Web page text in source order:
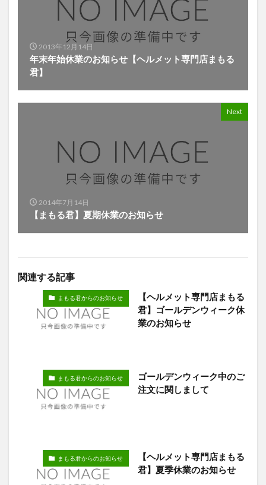
2013年12月14日
年末年始休業のお知らせ【ヘルメット専門店まもる
君】
Next
2014年7月14日
【まもる君】夏期休業のお知らせ
関連する記事
まもる君からのお知らせ
【ヘルメット専門店まもる
君】ゴールデンウィーク休
業のお知らせ
まもる君からのお知らせ
ゴールデンウィーク中のご
注文に関しまして
まもる君からのお知らせ
【ヘルメット専門店まもる
君】夏季休業のお知らせ